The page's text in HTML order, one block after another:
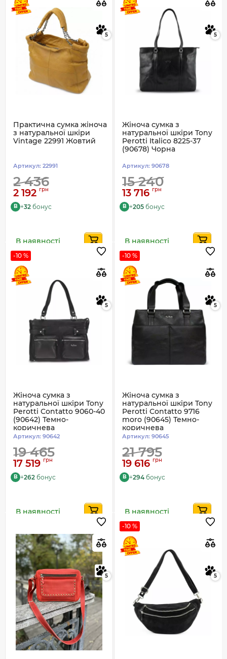
5
Практична сумка жіноча
з натуральної шкіри
Vintage 22991 Жовтий
Артикул: 22991
2 436
2 192 грн
B +32 бонус
В наявності
5
Жіноча сумка з
натуральної шкіри Tony
Perotti Italico 8225-37
(90678) Чорна
Артикул: 90678
15 240
13 716 грн
B +205 бонус
В наявності
-10 %
5
Жіноча сумка з
натуральної шкіри Tony
Perotti Contatto 9060-40
(90642) Темно-
коричнева
Артикул: 90642
19 465
17 519 грн
B +262 бонус
В наявності
-10 %
5
Жіноча сумка з
натуральної шкіри Tony
Perotti Contatto 9716
moro (90645) Темно-
коричнева
Артикул: 90645
21 795
19 616 грн
B +294 бонус
В наявності
5
-10 %
5